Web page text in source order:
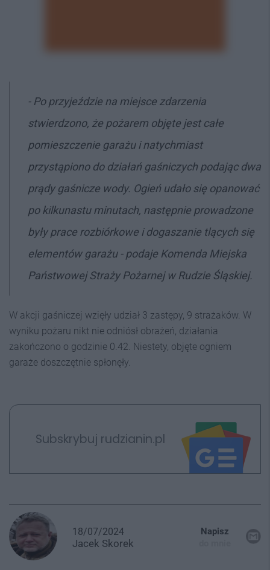
- Po przyjeździe na miejsce zdarzenia
stwierdzono, że pożarem objęte jest całe
pomieszczenie garażu i natychmiast
przystąpiono do działań gaśniczych podając dwa
prądy gaśnicze wody. Ogień udało się opanować
po kilkunastu minutach, następnie prowadzone
były prace rozbiórkowe i dogaszanie tlących się
elementów garażu - podaje Komenda Miejska
Państwowej Straży Pożarnej w Rudzie Śląskiej.
W akcji gaśniczej wzięły udział 3 zastępy, 9 strażaków. W
wyniku pożaru nikt nie odniósł obrażeń, działania
zakończono o godzinie 0.42. Niestety, objęte ogniem
garaże doszczętnie spłonęły.
Subskrybuj rudzianin.pl
18/07/2024
Jacek Skorek
Napisz